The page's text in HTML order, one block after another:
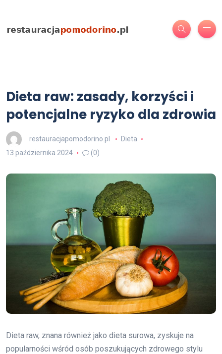
Dieta raw: zasady, korzyści i
potencjalne ryzyko dla zdrowia
restauracjapomodorino.pl
Dieta
13 października 2024
(0)
Dieta raw, znana również jako dieta surowa, zyskuje na
popularności wśród osób poszukujących zdrowego stylu